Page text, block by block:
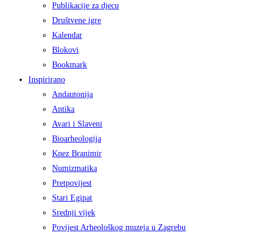
Publikacije za djecu
Društvene igre
Kalendar
Blokovi
Bookmark
Inspirirano
Andautonija
Antika
Avari i Slaveni
Bioarheologija
Knez Branimir
Numizmatika
Pretpovijest
Stari Egipat
Srednji vijek
Povijest Arheološkog muzeja u Zagrebu